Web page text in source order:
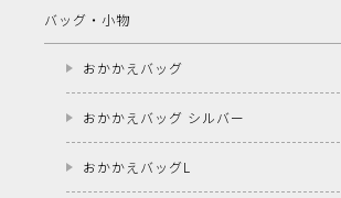
バッグ・小物
おかかえバッグ
おかかえバッグ シルバー
おかかえバッグL